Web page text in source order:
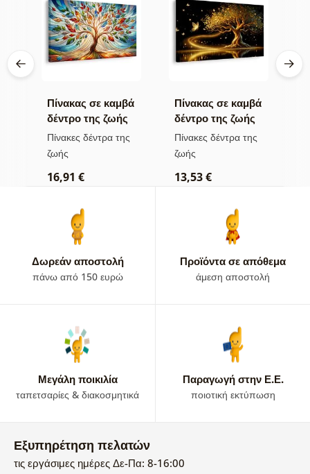
Πίνακας σε καμβά
δέντρο της ζωής
σε πολύχρωμο
βιτρό
Πίνακες δέντρα της
ζωής
16,91 €
Πίνακας σε καμβά
δέντρο της ζωής
χρυσή μαγεία
Πίνακες δέντρα της
ζωής
13,53 €
Δωρεάν αποστολή
πάνω από 150 ευρώ
Προϊόντα σε απόθεμα
άμεση αποστολή
Μεγάλη ποικιλία
ταπετσαρίες & διακοσμητικά
Παραγωγή στην Ε.Ε.
ποιοτική εκτύπωση
Εξυπηρέτηση πελατών
τις εργάσιμες ημέρες Δε-Πα: 8-16:00